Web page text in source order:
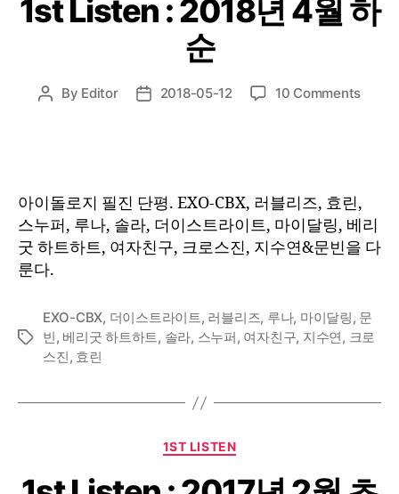
1st Listen : 2018년 4월 하
순
Post
By Editor
Post2018-05-12 10 Commentson
4
월
하
아이돌로지 필진 단평. EXO-CBX, 러블리즈, 효린,
스누퍼, 루나, 솔라, 더이스트라이트, 마이달링, 베리
굿 하트하트, 여자친구, 크로스진, 지수연&문빈을 다
룬다.
Tags
EXO-CBX, 더이스트라이트, 러블리즈, 루나, 마이달링, 문
빈, 베리굿 하트하트, 솔라, 스누퍼, 여자친구, 지수연, 크로
스진, 효린
Categories
1ST LISTEN